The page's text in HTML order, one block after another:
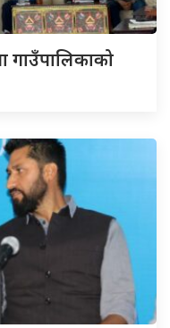
गाउँपालिकाको